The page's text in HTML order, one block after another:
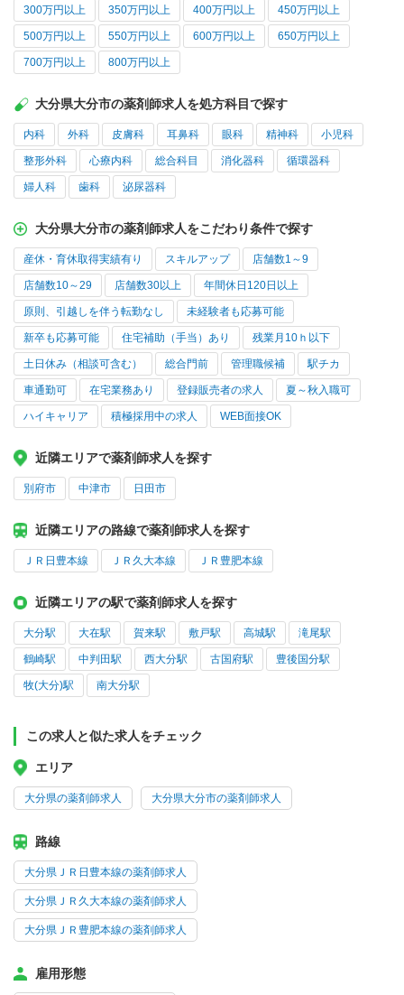
300万円以上 350万円以上 400万円以上 450万円以上
500万円以上 550万円以上 600万円以上 650万円以上
700万円以上 800万円以上
大分県大分市の薬剤師求人を処方科目で探す
内科 外科 皮膚科 耳鼻科 眼科 精神科 小児科
整形外科 心療内科 総合科目 消化器科 循環器科
婦人科 歯科 泌尿器科
大分県大分市の薬剤師求人をこだわり条件で探す
産休・育休取得実績有り スキルアップ 店舗数1～9
店舗数10～29 店舗数30以上 年間休日120日以上
原則、引越しを伴う転勤なし 未経験者も応募可能
新卒も応募可能 住宅補助（手当）あり 残業月10ｈ以下
土日休み（相談可含む） 総合門前 管理職候補 駅チカ
車通勤可 在宅業務あり 登録販売者の求人 夏～秋入職可
ハイキャリア 積極採用中の求人 WEB面接OK
近隣エリアで薬剤師求人を探す
別府市 中津市 日田市
近隣エリアの路線で薬剤師求人を探す
ＪＲ日豊本線 ＪＲ久大本線 ＪＲ豊肥本線
近隣エリアの駅で薬剤師求人を探す
大分駅 大在駅 賀来駅 敷戸駅 高城駅 滝尾駅
鶴崎駅 中判田駅 西大分駅 古国府駅 豊後国分駅
牧(大分)駅 南大分駅
この求人と似た求人をチェック
エリア
大分県の薬剤師求人 大分県大分市の薬剤師求人
路線
大分県ＪＲ日豊本線の薬剤師求人
大分県ＪＲ久大本線の薬剤師求人
大分県ＪＲ豊肥本線の薬剤師求人
雇用形態